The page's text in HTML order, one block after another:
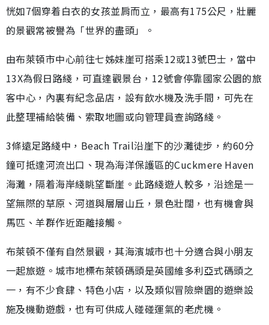
恍如7個穿着白衣的女孩並肩而立，最高有175公尺，壯麗
的景觀常被譽為「世界的盡頭」。
由布萊頓市中心前往七姊妹崖可搭乘12或13號巴士，當中
13X為假日路綫，可直達觀景台，12號會停靠國家公園的旅
客中心，內裏有紀念品店，設有飲水機及洗手間，可先在
此整理補給裝備、索取地圖或向管理員查詢路綫。
3條遠足路綫中，Beach Trail沿崖下的沙灘徒步，約60分
鐘可抵達河流出口、現為海洋保護區的Cuckmere Haven
海灘，隔着海岸綫眺望斷崖。此路綫遊人較多，沿途是一
望無際的草原、河道與層層山丘，景色壯闊，也有機會與
馬匹、羊群作近距離接觸。
布萊頓不僅有自然景觀，其海濱城市也十分適合與小朋友
一起旅遊。城市地標布萊頓碼頭是英國維多利亞式碼頭之
一，有不少食肆、特色小店，以及類似冒險樂園的遊樂設
施及機動遊戲，也有可供成人碰碰運氣的老虎機。